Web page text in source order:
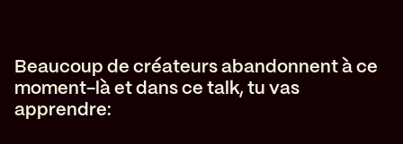
B eaucoup de créateurs abandonnent à ce
moment-là et dans ce talk, tu vas
apprendre: